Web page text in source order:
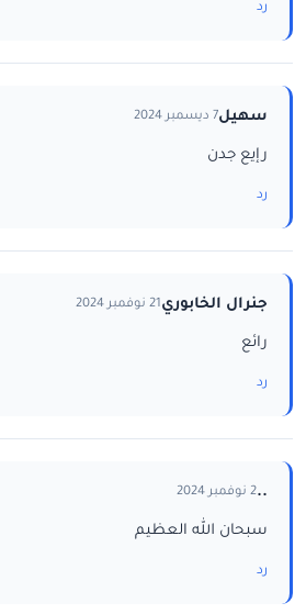
رد
سهيل7 ديسمبر 2024
رإيع جدن
رد
جنرال الخابوري21 نوفمبر 2024
رائع
رد
..2 نوفمبر 2024
سبحان الله العظيم
رد